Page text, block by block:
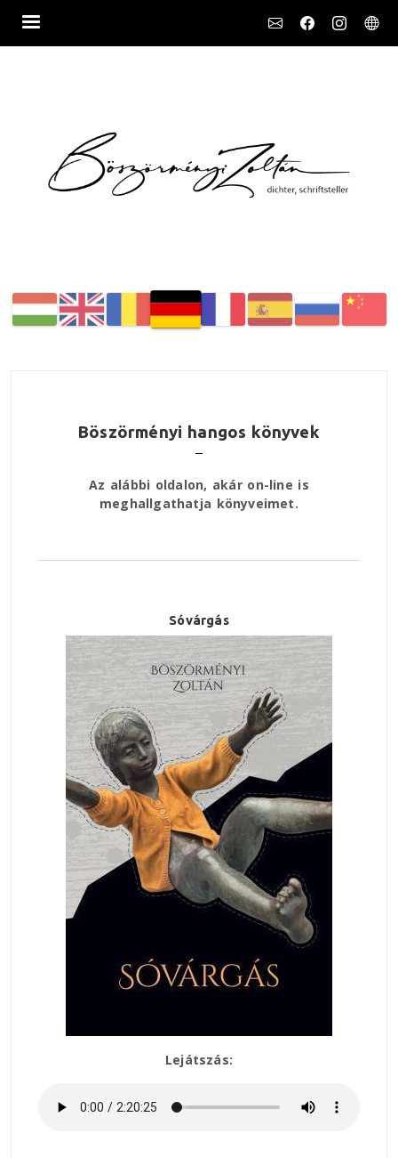
Böszörményi hangos könyvek
Az alábbi oldalon, akár on-line is
meghallgathatja könyveimet.
Sóvárgás
Lejátszás: